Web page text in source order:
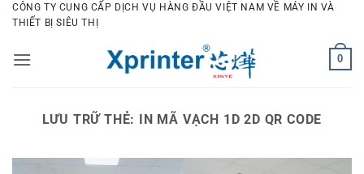
Bỏ
qua
dung
CÔNG TY CUNG CẤP DỊCH VỤ HÀNG ĐẦU VIỆT NAM VỀ MÁY IN VÀ
THIẾT BỊ SIÊU THỊ
0
LƯU TRỮ THẺ: IN MÃ VẠCH 1D 2D QR CODE